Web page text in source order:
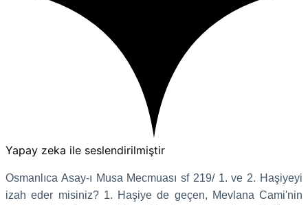
Yapay zeka ile seslendirilmiştir
Osmanlıca Asay-ı Musa Mecmuası sf 219/ 1. ve 2. Haşiyeyi
izah eder misiniz? 1. Haşiye de geçen, Mevlana Cami'nin